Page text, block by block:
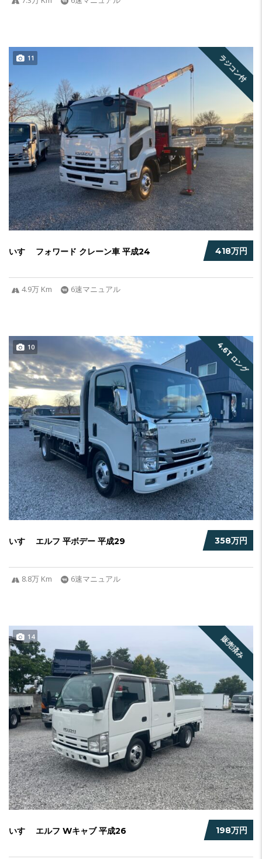
ラジコン付
11
418万円
いすゞ フォワード クレーン車 平成24
4.9万 Km 6速マニュアル
4.6T ロング
10
358万円
いすゞ エルフ 平ボデー 平成29
8.8万 Km 6速マニュアル
販売済み
14
198万円
いすゞ エルフ Wキャブ 平成26